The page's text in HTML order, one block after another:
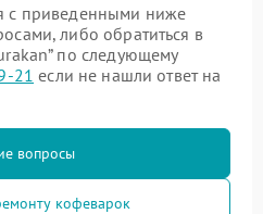
с приведенными ниже
либо обратиться в
по следующему
21 если не нашли ответ на
вопросы
кофеварок